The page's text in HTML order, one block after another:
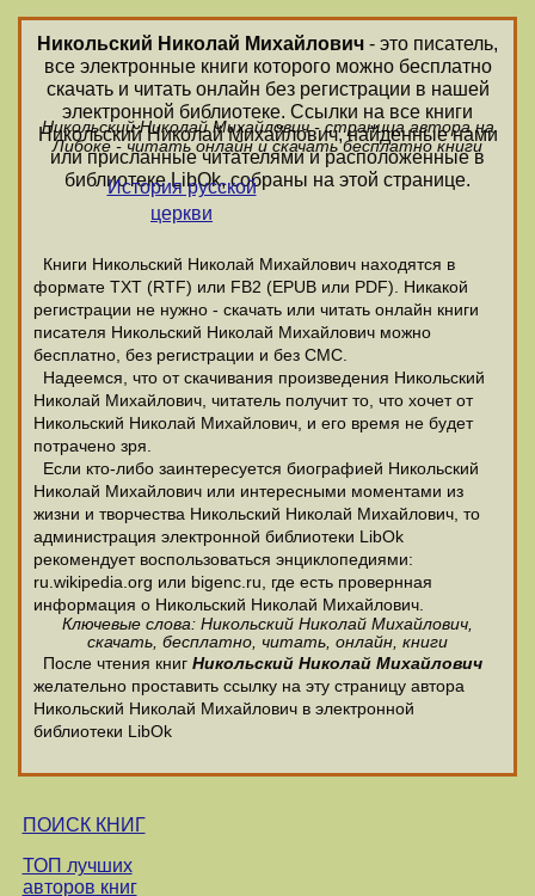
Никольский Николай Михайлович - это писатель,
все электронные книги которого можно бесплатно
скачать и читать онлайн без регистрации в нашей
электронной библиотеке. Ссылки на все книги
Никольский Николай Михайлович, найденные нами
или присланные читателями и расположенные в
библиотеке LibOk, собраны на этой странице.
Никольский Николай Михайлович - страница автора на
Либоке - читать онлайн и скачать бесплатно книги
История русской
церкви
Книги Никольский Николай Михайлович находятся в
формате ТХТ (RTF) или FB2 (EPUB или PDF). Никакой
регистрации не нужно - скачать или читать онлайн книги
писателя Никольский Николай Михайлович можно
бесплатно, без регистрации и без СМС.
Надеемся, что от скачивания произведения Никольский
Николай Михайлович, читатель получит то, что хочет от
Никольский Николай Михайлович, и его время не будет
потрачено зря.
Если кто-либо заинтересуется биографией Никольский
Николай Михайлович или интересными моментами из
жизни и творчества Никольский Николай Михайлович, то
администрация электронной библиотеки LibOk
рекомендует воспользоваться энциклопедиями:
ru.wikipedia.org или bigenc.ru, где есть провернная
информация о Никольский Николай Михайлович.
Ключевые слова: Никольский Николай Михайлович,
скачать, бесплатно, читать, онлайн, книги
После чтения книг Никольский Николай Михайлович
желательно проставить ссылку на эту страницу автора
Никольский Николай Михайлович в электронной
библиотеки LibOk
ПОИСК КНИГ
ТОП лучших
авторов книг